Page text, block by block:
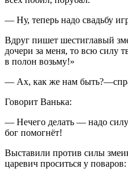
— Ну, теперь надо свадьбу
Вдруг пишет шестиглавый
дочери за меня, то всю силу
в полон возьму!»
— Ах, как же нам
Говорит Ванька:
— Нечего делать — надо
бог помогнёт!
Выставили против силы
царевич проситься у поваров: